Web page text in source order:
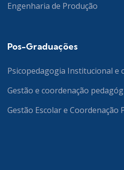
Engenharia de Produção
Pos-Graduações
Psicopedagogia Institucional e
Gestão e coordenação
Gestão Escolar e Coordenação